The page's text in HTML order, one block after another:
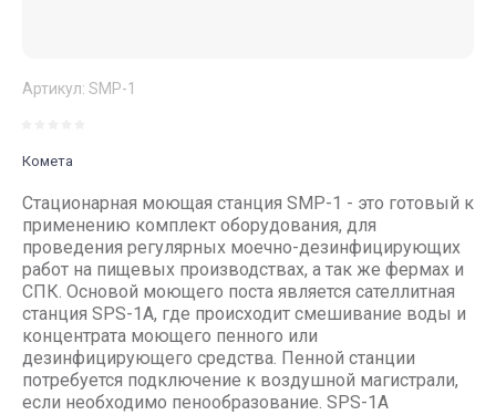
Артикул: SMP-1
Комета
Стационарная моющая станция SMP-1 - это готовый к
применению комплект оборудования, для
проведения регулярных моечно-дезинфицирующих
работ на пищевых производствах, а так же фермах и
СПК. Основой моющего поста является сателлитная
станция SPS-1A, где происходит смешивание воды и
концентрата моющего пенного или
дезинфицирующего средства. Пенной станции
потребуется подключение к воздушной магистрали,
если необходимо пенообразование. SPS-1A